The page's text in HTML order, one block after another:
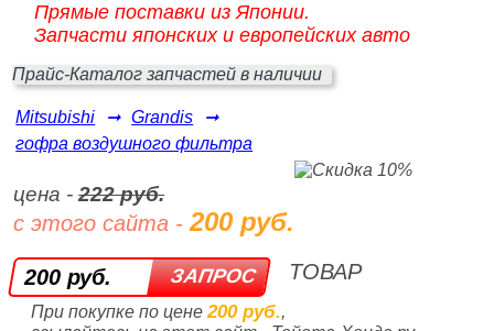
Прямые поставки из Японии.
Запчасти японских и европейских авто
Прайс-Каталог запчастей в наличии
Mitsubishi ➞ Grandis
➞
гофра воздушного фильтра
цена -222 руб.
с этого сайта -200 руб.
200 руб.
При покупке по цене 200 руб.,
ТОВАР